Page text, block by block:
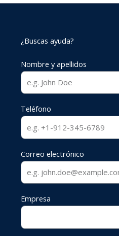
¿Buscas ayuda?
Nombre y apellidos
Teléfono
Correo electrónico
Empresa